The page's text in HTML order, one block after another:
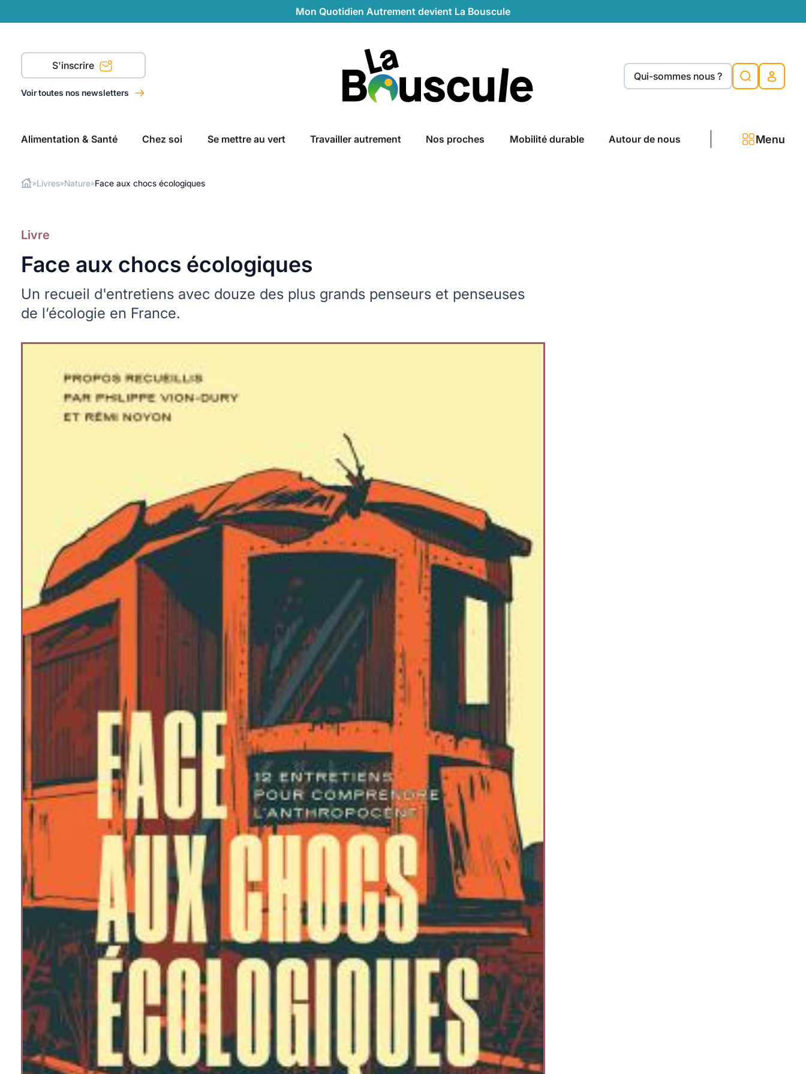
Mon Quotidien Autrement devient La Bouscule
S'inscrire
Voir toutes nos newsletters
Qui-sommes nous ?
Alimentation & Santé Chez soi Se mettre au vert Travailler autrement Nos proches Mobilité durable Autour de nous Menu
»Livres»Nature»Face aux chocs écologiques
Livre
Face aux chocs écologiques
Un recueil d'entretiens avec douze des plus grands penseurs et penseuses
de l’écologie en France.